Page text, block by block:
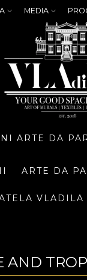
MEDIA
ARTE DA
ARTE DA
VLADILA
AND